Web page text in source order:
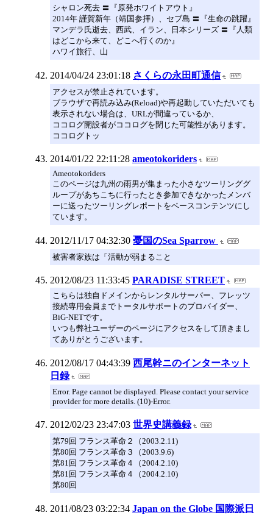
シャロン死去 〓『原発ホワイトアウト』
2014年 謹賀新年（靖国参拝）、セブ島 〓『生命の跳躍』
マンデラ氏逝去、西武、イラン、日本シリーズ 〓『人類
はどこから来て、どこへ行くのか』
ハワイ旅行、山
2014/04/24 23:01:18 さくらの永田町通信
アクセスが禁止されています。
ブラウザで再読み込み(Reload)や再起動していただいても
表示されない場合は、URLが間違っているか、
ココログ開設者がココログを閉じた可能性があります。
ココログトッ
2014/01/22 22:11:28 ameotokoriders
Ameotokoriders
このページは九州の雨男が集まった小さなツーリンググ
ループがあちこちに行ったとき参加できなかったメンバ
ーに送ったツーリングレポートをベースコンテンツにし
ています。
2012/11/17 04:32:30 憂国のSea Sparrow
被害者家族は「活動が弱まること
2012/08/23 11:33:45 PARADISE STREET
こちらは独自ドメインからレンタルサーバー、フレッツ
接続専用会員までトータルサポートのプロバイダー、
BiG-NETです。
いつも弊社ユーザーのページにアクセスをして頂きまし
てありがとうございます。
2012/08/17 04:43:39 西尾幹ニのインターネット
日録
Error. Page cannot be displayed. Please contact your service
provider for more details. (10)-Error.
2012/02/23 23:47:03 世界史講義録
第79回 フランス革命２（2003.2.11)
第80回 フランス革命３（2003.9.6)
第81回 フランス革命４（2004.2.10)
第81回 フランス革命４（2004.2.10)
第80回
2011/08/23 03:22:34 Japan on the Globe 国際派日